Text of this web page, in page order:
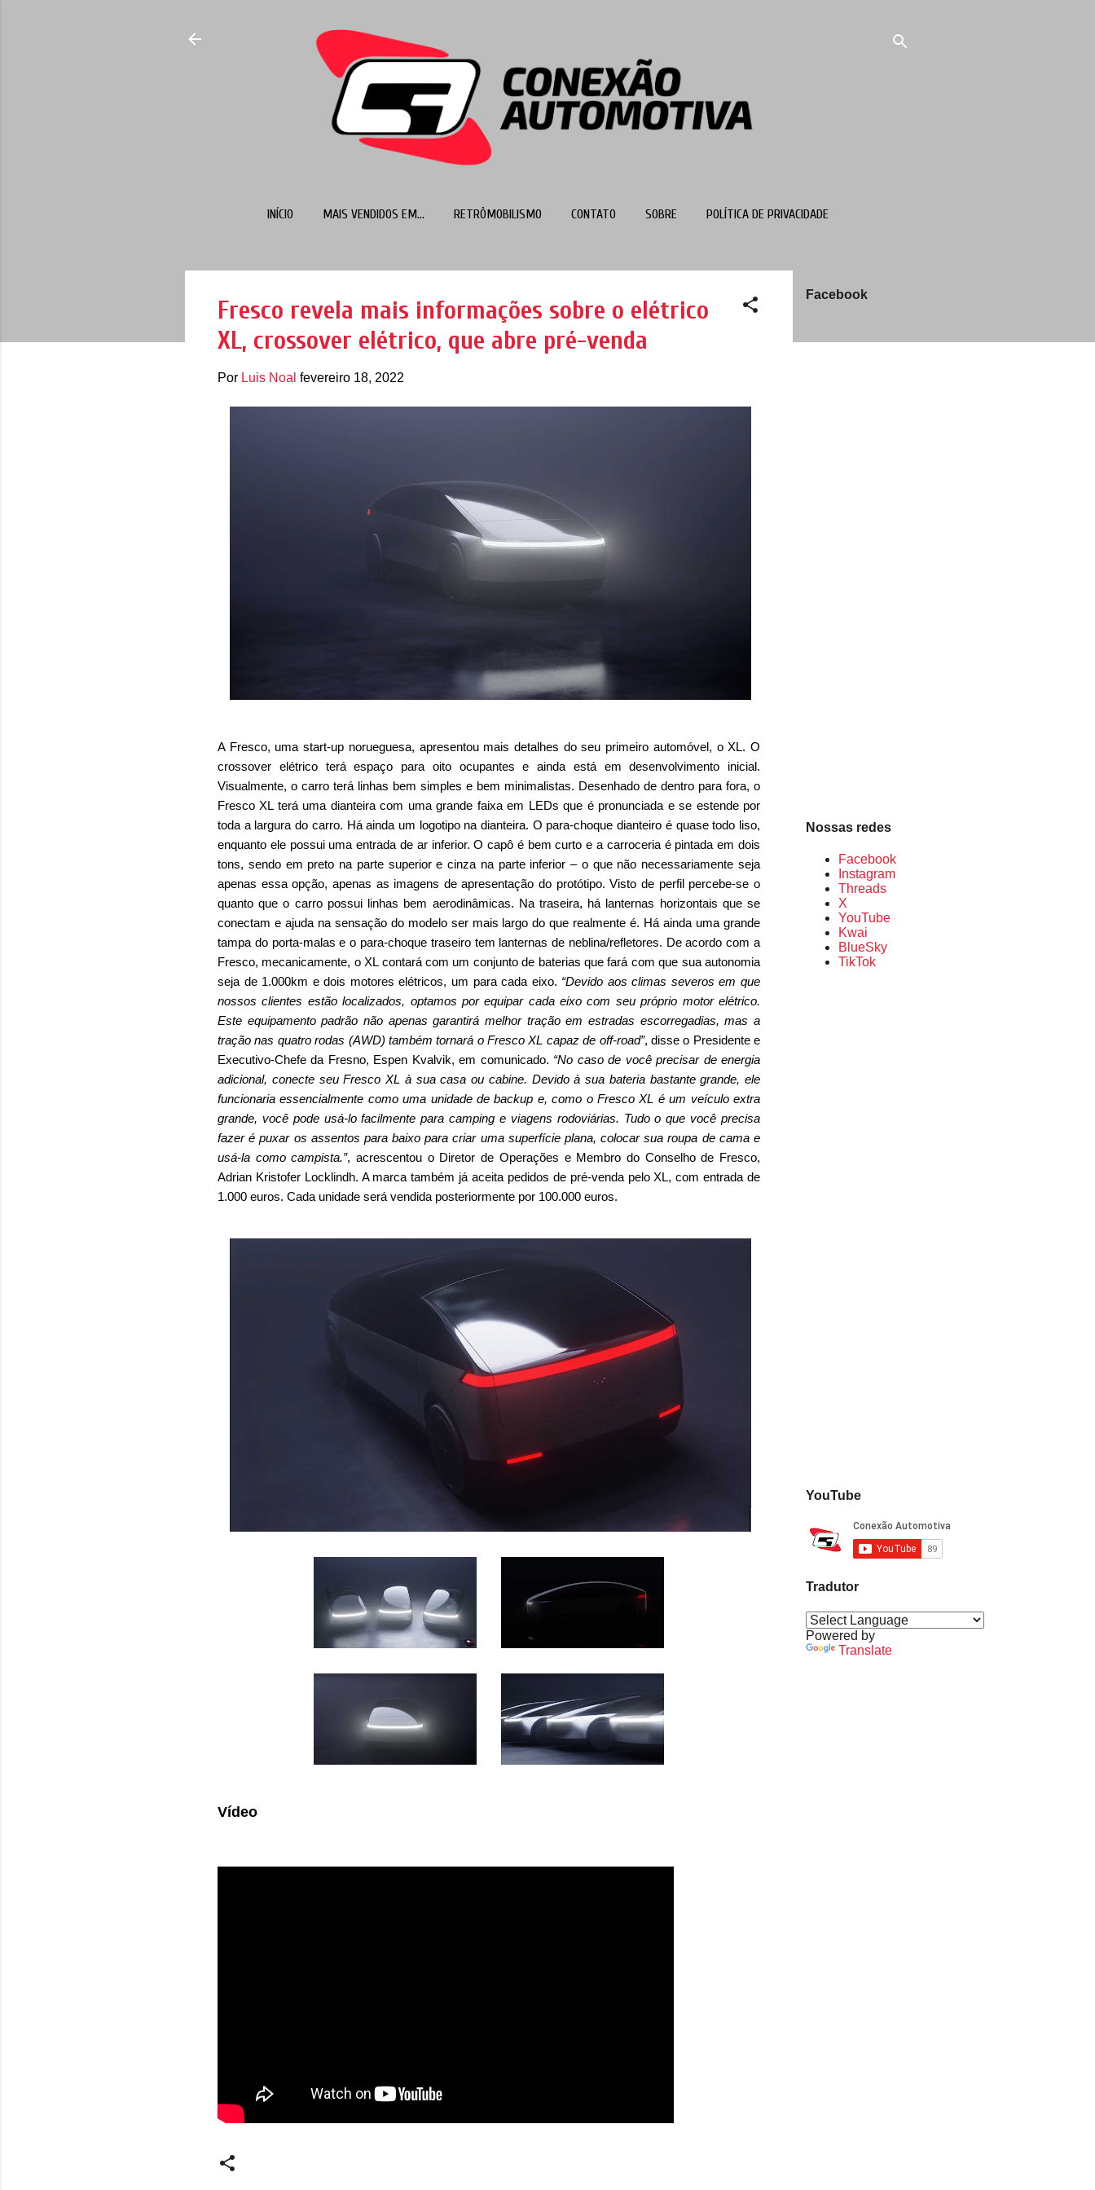
INÍCIO MAIS VENDIDOS EM... RETRÔMOBILISMO CONTATO SOBRE POLÍTICA DE PRIVACIDADE
Facebook
Nossas redes
Facebook
Instagram
Threads
X
YouTube
Kwai
BlueSky
TikTok
YouTube
Tradutor
Powered by
Translate
Fresco revela mais informações sobre o elétrico
XL, crossover elétrico, que abre pré-venda
Por Luis Noal fevereiro 18, 2022
A Fresco, uma start-up norueguesa, apresentou mais detalhes do seu primeiro automóvel, o XL. O
crossover elétrico terá espaço para oito ocupantes e ainda está em desenvolvimento inicial.
Visualmente, o carro terá linhas bem simples e bem minimalistas. Desenhado de dentro para fora, o
Fresco XL terá uma dianteira com uma grande faixa em LEDs que é pronunciada e se estende por
toda a largura do carro. Há ainda um logotipo na dianteira. O para-choque dianteiro é quase todo liso,
enquanto ele possui uma entrada de ar inferior. O capô é bem curto e a carroceria é pintada em dois
tons, sendo em preto na parte superior e cinza na parte inferior – o que não necessariamente seja
apenas essa opção, apenas as imagens de apresentação do protótipo. Visto de perfil percebe-se o
quanto que o carro possui linhas bem aerodinâmicas. Na traseira, há lanternas horizontais que se
conectam e ajuda na sensação do modelo ser mais largo do que realmente é. Há ainda uma grande
tampa do porta-malas e o para-choque traseiro tem lanternas de neblina/refletores. De acordo com a
Fresco, mecanicamente, o XL contará com um conjunto de baterias que fará com que sua autonomia
seja de 1.000km e dois motores elétricos, um para cada eixo. “Devido aos climas severos em que
nossos clientes estão localizados, optamos por equipar cada eixo com seu próprio motor elétrico.
Este equipamento padrão não apenas garantirá melhor tração em estradas escorregadias, mas a
tração nas quatro rodas (AWD) também tornará o Fresco XL capaz de off-road”, disse o Presidente e
Executivo-Chefe da Fresno, Espen Kvalvik, em comunicado. “No caso de você precisar de energia
adicional, conecte seu Fresco XL à sua casa ou cabine. Devido à sua bateria bastante grande, ele
funcionaria essencialmente como uma unidade de backup e, como o Fresco XL é um veículo extra
grande, você pode usá-lo facilmente para camping e viagens rodoviárias. Tudo o que você precisa
fazer é puxar os assentos para baixo para criar uma superfície plana, colocar sua roupa de cama e
usá-la como campista.”, acrescentou o Diretor de Operações e Membro do Conselho de Fresco,
Adrian Kristofer Locklindh. A marca também já aceita pedidos de pré-venda pelo XL, com entrada de
1.000 euros. Cada unidade será vendida posteriormente por 100.000 euros.
Vídeo